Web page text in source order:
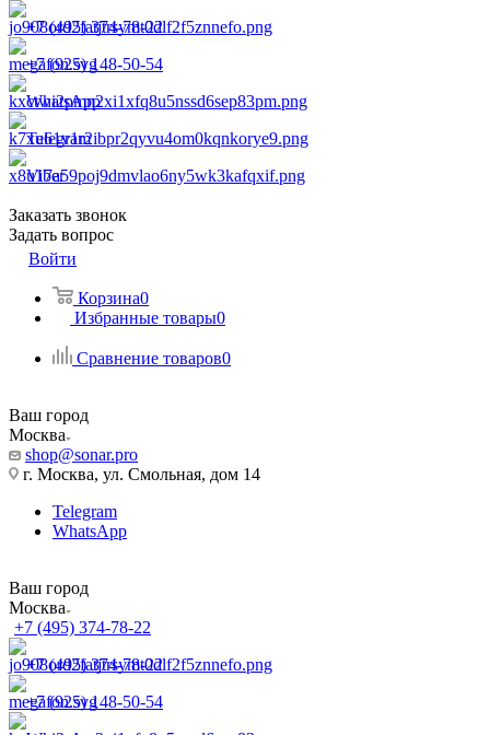
+7 (495) 374-78-22
+7 (925) 148-50-54
WhatsApp
Telegram
Viber
Заказать звонок
Задать вопрос
Войти
Корзина0
Избранные товары0
Сравнение товаров0
Ваш город
Москва
shop@sonar.pro
г. Москва, ул. Смольная, дом 14
Telegram
WhatsApp
Ваш город
Москва
+7 (495) 374-78-22
+7 (495) 374-78-22
+7 (925) 148-50-54